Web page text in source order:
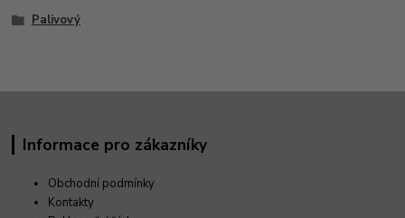
Palivový
Informace pro zákazníky
Obchodní podmínky
Kontakty